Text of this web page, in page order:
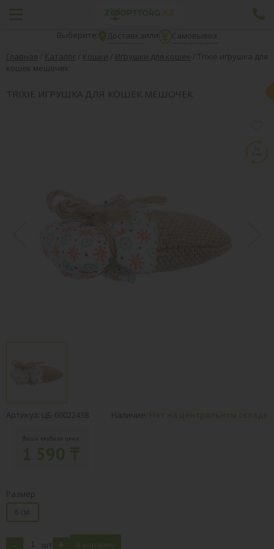
Выберите: Доставкаили
Самовывоз
Главная / Каталог / Кошки / Игрушки для кошек / Trixie игрушка для
кошек мешочек
TRIXIE ИГРУШКА ДЛЯ КОШЕК МЕШОЧЕК
Артикул: ЦБ-00022438 Наличие: Нет на центральном складе
Ваша клубная цена:
Размер
8 см.
- шт + В корзину